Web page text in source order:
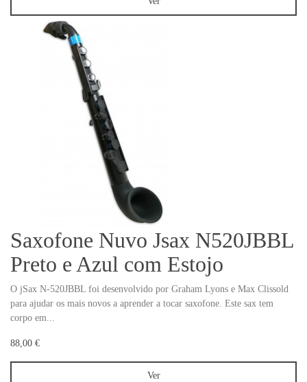
Saxofone Nuvo Jsax N520JBBL
Preto e Azul com Estojo
O jSax N-520JBBL foi desenvolvido por Graham Lyons e Max Clissold
para ajudar os mais novos a aprender a tocar saxofone. Este sax tem
corpo em...
88,00 €
Ver